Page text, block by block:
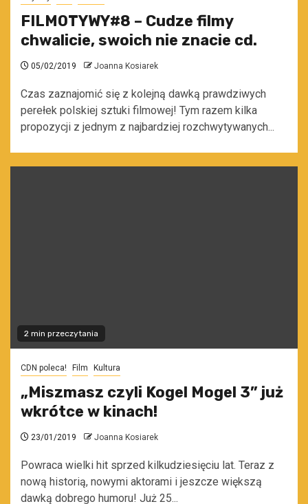
FILMOTYWY#8 – Cudze filmy
chwalicie, swoich nie znacie cd.
05/02/2019 Joanna Kosiarek
Czas zaznajomić się z kolejną dawką prawdziwych
perełek polskiej sztuki filmowej! Tym razem kilka
propozycji z jednym z najbardziej rozchwytywanych...
2 min przeczytania
CDN poleca! Film Kultura
„Miszmasz czyli Kogel Mogel 3” już
wkrótce w kinach!
23/01/2019 Joanna Kosiarek
Powraca wielki hit sprzed kilkudziesięciu lat. Teraz z
nową historią, nowymi aktorami i jeszcze większą
dawką dobrego humoru! Już 25...